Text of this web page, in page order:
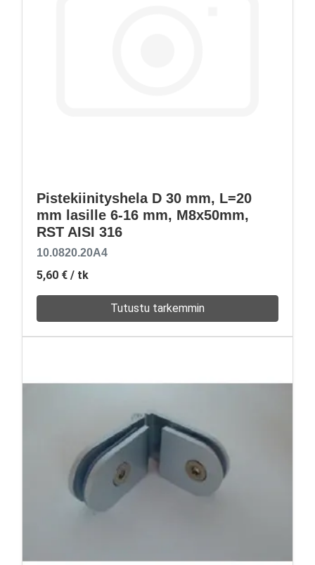
Pistekiinityshela D 30 mm, L=20
mm lasille 6-16 mm, M8x50mm,
RST AISI 316
10.0820.20A4
5,60 € / tk
Tutustu tarkemmin